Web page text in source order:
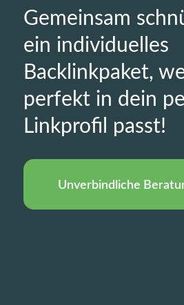
Gemeinsam
ein individuelles
Backlinkpaket,
perfekt in dein
Linkprofil passt!
Unverbindliche